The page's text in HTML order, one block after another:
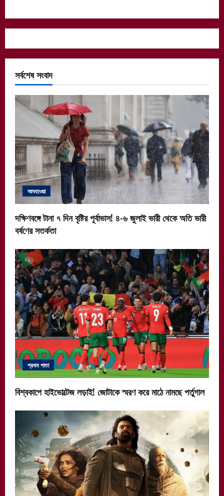
সর্বশেষ সংবাদ
আবহাওয়া
দক্ষিণবঙ্গে টানা ৭ দিন বৃষ্টির পূর্বাভাস! ৪-৬ জুলাই ভারী থেকে অতি ভারী
বর্ষণের সতর্কতা
প্রথম পাতা
বিশ্বকাপে হাইভোল্টেজ লড়াই! জোটাকে স্মরণ করে মাঠে নামছে পর্তুগাল